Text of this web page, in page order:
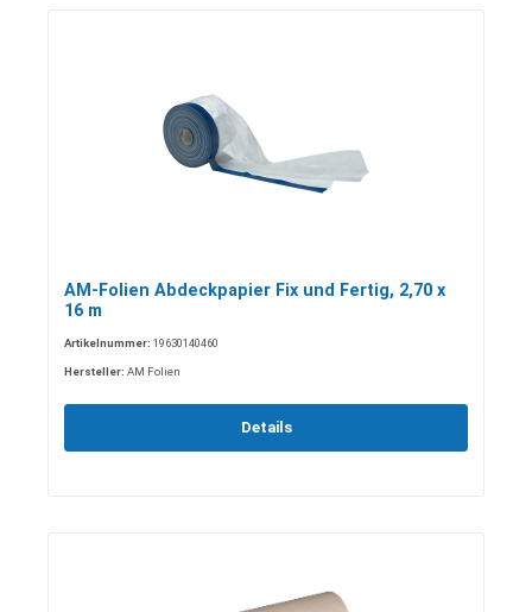
AM-Folien Abdeckpapier Fix und Fertig, 2,70 x
16 m
Artikelnummer: 19630140460
Hersteller: AM Folien
Details